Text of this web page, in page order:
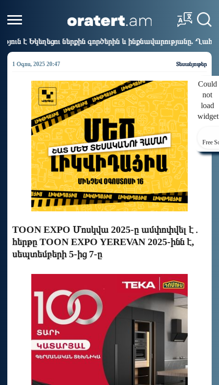
գործերին և ինքնավարությանը. Ղահրամանյան 9:50
1 Օգոս, 2025 20:47 Տեսանյութեր
Could
not
load
Free
TOON EXPO Մոսկվա 2025-ը ամփոփվել է․
հերթը TOON EXPO YEREVAN 2025-ինն է,
սեպտեմբերի 5-ից 7-ը